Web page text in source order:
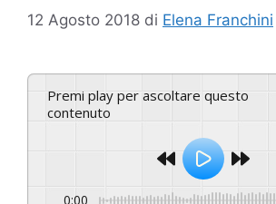
12 Agosto 2018 di Elena Franchini
Premi play per ascoltare questo
contenuto
0:00